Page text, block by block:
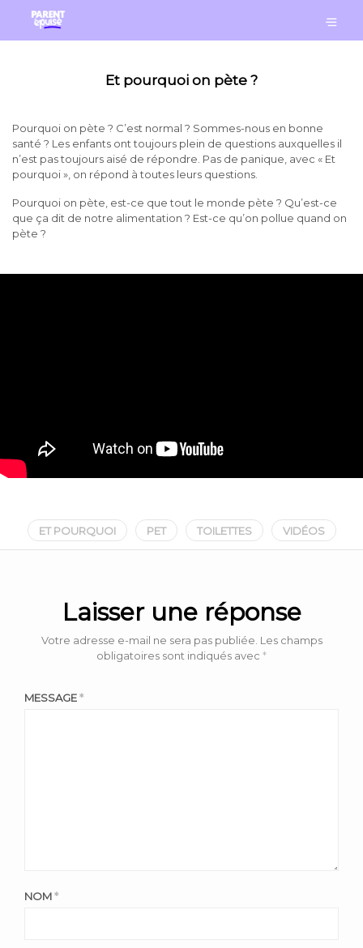
Et pourquoi on pète ?
Pourquoi on pète ? C’est normal ? Sommes-nous en bonne
santé ? Les enfants ont toujours plein de questions auxquelles il
n’est pas toujours aisé de répondre. Pas de panique, avec « Et
pourquoi », on répond à toutes leurs questions.
Pourquoi on pète, est-ce que tout le monde pète ? Qu’est-ce
que ça dit de notre alimentation ? Est-ce qu’on pollue quand on
pète ?
ET POURQUOI PET TOILETTES VIDÉOS
Laisser une réponse
Votre adresse e-mail ne sera pas publiée. Les champs
obligatoires sont indiqués avec *
MESSAGE*
NOM*